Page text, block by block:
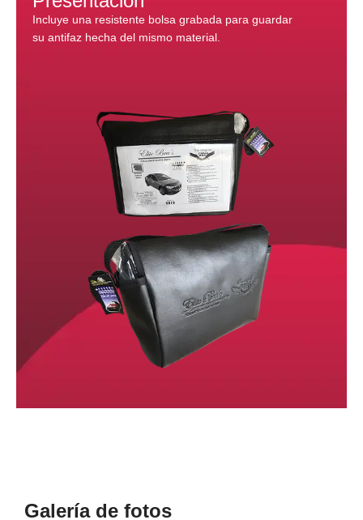
Incluye una resistente bolsa grabada para guardar
su antifaz hecha del mismo material.
Galería de fotos